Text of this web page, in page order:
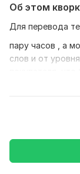
Об этом
Для перевода
пару часов , а
слов и от
Чтобы
хорошее
Файл,